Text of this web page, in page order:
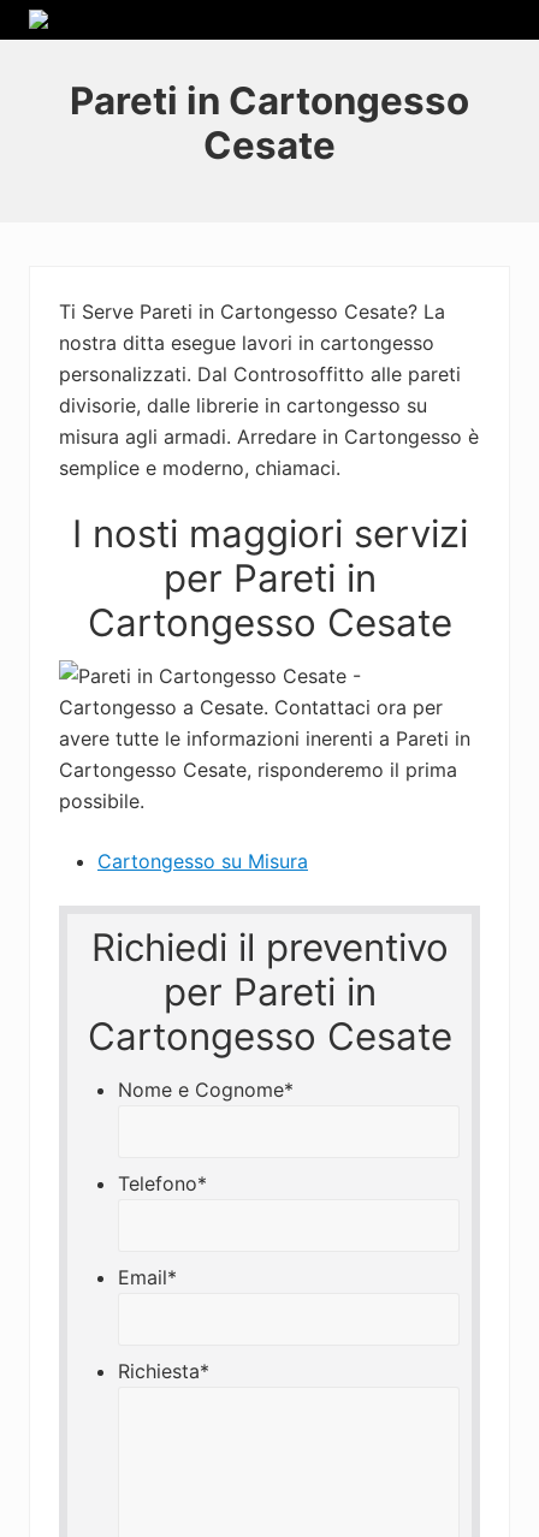
Menu
Passa
alla
primaria
Skip
to
navigation
Passa
al
principale
Passa
alLa
esegue
pareti
divisorie,
dalle
librerie
cartongesso
misura
armadi.
Arredare
semplice
moderno,
chiamaci.
Pareti in Cartongesso
Cesate
Ti Serve Pareti in Cartongesso Cesate? La
nostra ditta esegue lavori in cartongesso
personalizzati. Dal Controsoffitto alle pareti
divisorie, dalle librerie in cartongesso su
misura agli armadi. Arredare in Cartongesso è
semplice e moderno, chiamaci.
I nosti maggiori servizi
per Pareti in
Cartongesso Cesate
Cartongesso su Misura
Richiedi il preventivo
per Pareti in
Cartongesso Cesate
Nome e Cognome*
Telefono*
Email*
Richiesta*